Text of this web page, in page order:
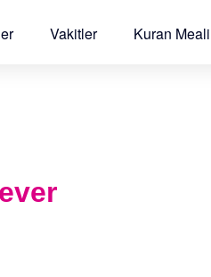
Vakitler Kuran Meali